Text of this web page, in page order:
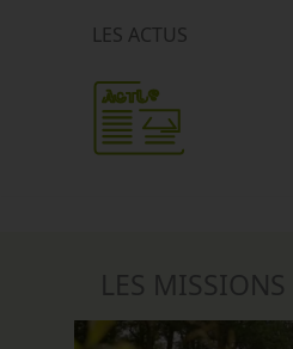
LES ACTUS
LES